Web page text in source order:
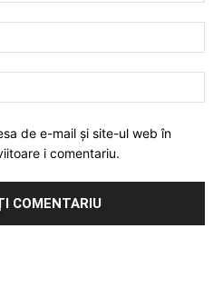
de e-mail și site-ul web în
i comentariu.